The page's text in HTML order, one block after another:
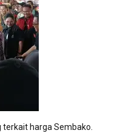
harga Sembako.